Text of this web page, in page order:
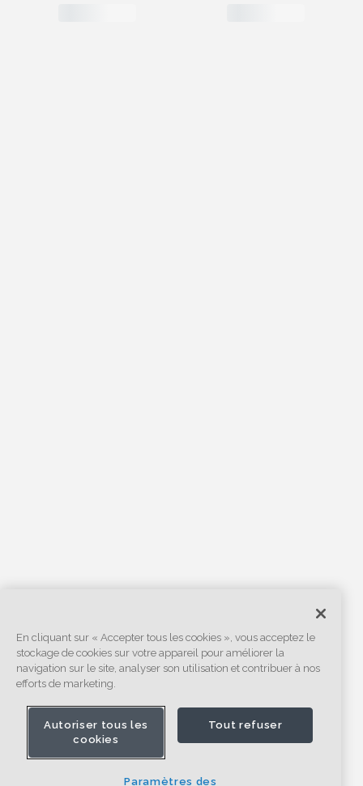
En cliquant sur « Accepter tous les cookies », vous acceptez le
stockage de cookies sur votre appareil pour améliorer la
navigation sur le site, analyser son utilisation et contribuer à nos
efforts de marketing.
Autoriser tous les
cookies
Tout refuser
Paramètres des